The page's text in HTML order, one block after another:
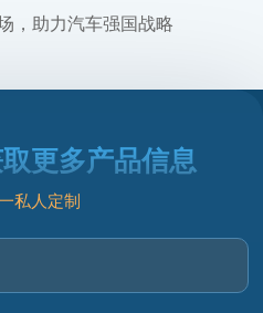
，助力汽车强国战略
更多产品信息
私人定制